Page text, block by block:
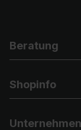
Beratung
Shopinfo
Unternehmen